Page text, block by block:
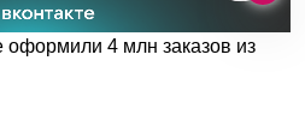
оформили 4 млн заказов из